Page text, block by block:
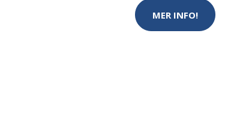
MER INFO!